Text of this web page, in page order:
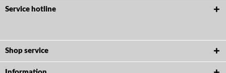
Service hotline
Shop service